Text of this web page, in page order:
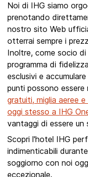
Noi di IHG siamo
prenotando
nostro sito Web
otterrai sempre i
Inoltre, come socio di
programma di
esclusivi e
punti possono
gratuiti, miglia aeree
oggi stesso a IHG
vantaggi di essere un
Scopri l'hotel IHG
indimenticabili
soggiorno con noi
eccezionale.